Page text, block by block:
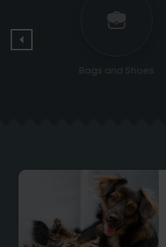
Bags and Shoes